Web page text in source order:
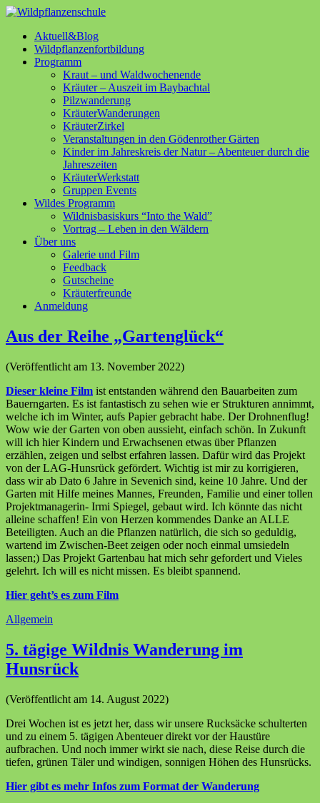
Aktuell&Blog
Wildpflanzenfortbildung
Programm
Kraut – und Waldwochenende
Kräuter – Auszeit im Baybachtal
Pilzwanderung
KräuterWanderungen
KräuterZirkel
Veranstaltungen in den Gödenrother Gärten
Kinder im Jahreskreis der Natur – Abenteuer durch die
Jahreszeiten
KräuterWerkstatt
Gruppen Events
Wildes Programm
Wildnisbasiskurs “Into the Wald”
Vortrag – Leben in den Wäldern
Über uns
Galerie und Film
Feedback
Gutscheine
Kräuterfreunde
Anmeldung
Aus der Reihe „Gartenglück“
(Veröffentlicht am 13. November 2022)
Dieser kleine Film ist entstanden während den Bauarbeiten zum
Bauerngarten. Es ist fantastisch zu sehen wie er Strukturen annimmt,
welche ich im Winter, aufs Papier gebracht habe. Der Drohnenflug!
Wow wie der Garten von oben aussieht, einfach schön. In Zukunft
will ich hier Kindern und Erwachsenen etwas über Pflanzen
erzählen, zeigen und selbst erfahren lassen. Dafür wird das Projekt
von der LAG-Hunsrück gefördert. Wichtig ist mir zu korrigieren,
dass wir ab Dato 6 Jahre in Sevenich sind, keine 10 Jahre. Und der
Garten mit Hilfe meines Mannes, Freunden, Familie und einer tollen
Projektmanagerin- Irmi Spiegel, gebaut wird. Ich könnte das nicht
alleine schaffen! Ein von Herzen kommendes Danke an ALLE
Beteiligten. Auch an die Pflanzen natürlich, die sich so geduldig,
wartend im Zwischen-Beet zeigen oder noch einmal umsiedeln
lassen;) Das Projekt Gartenbau hat mich sehr gefordert und Vieles
gelehrt. Ich will es nicht missen. Es bleibt spannend.
Hier geht’s es zum Film
Allgemein
5. tägige Wildnis Wanderung im
Hunsrück
(Veröffentlicht am 14. August 2022)
Drei Wochen ist es jetzt her, dass wir unsere Rucksäcke schulterten
und zu einem 5. tägigen Abenteuer direkt vor der Haustüre
aufbrachen. Und noch immer wirkt sie nach, diese Reise durch die
tiefen, grünen Täler und windigen, sonnigen Höhen des Hunsrücks.
Hier gibt es mehr Infos zum Format der Wanderung